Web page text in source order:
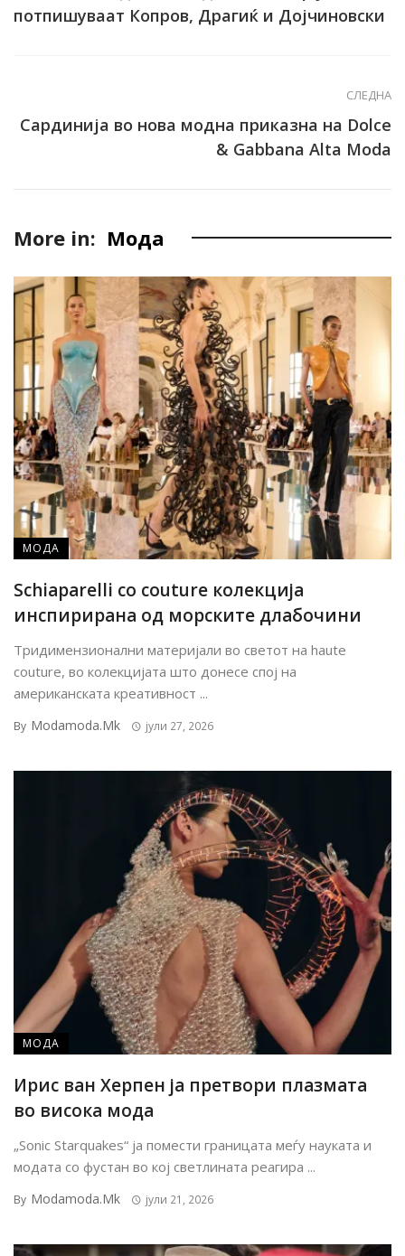
потпишуваат Копров, Драгиќ и Дојчиновски
СЛЕДНА
Сардинија во нова модна приказна на Dolce
& Gabbana Alta Moda
More in: Мода
МОДА
Schiaparelli со couture колекција
инспирирана од морските длабочини
Тридимензионални материјали во светот на haute
couture, во колекцијата што донесе спој на
американската креативност ...
By Modamoda.mk јули 27, 2026
МОДА
Ирис ван Херпен ја претвори плазмата
во висока мода
„Sonic Starquakes“ ја помести границата меѓу науката и
модата со фустан во кој светлината реагира ...
By Modamoda.mk јули 21, 2026